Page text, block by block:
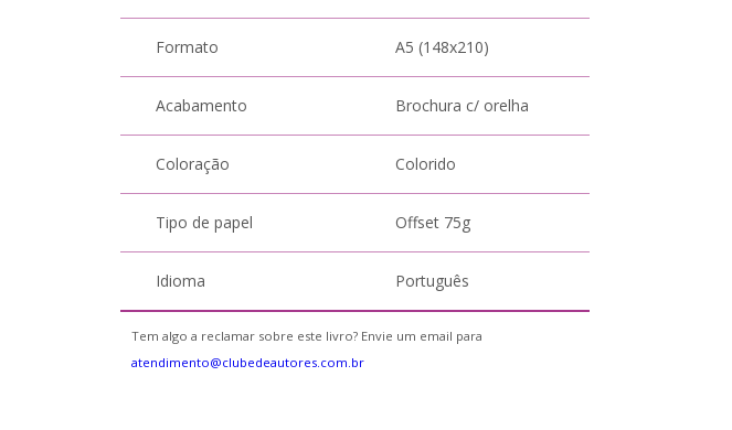
Formato A5 (148x210)
Acabamento Brochura c/ orelha
Coloração Colorido
Tipo de papel Offset 75g
Idioma Português
Tem algo a reclamar sobre este livro? Envie um email para
atendimento@clubedeautores.com.br